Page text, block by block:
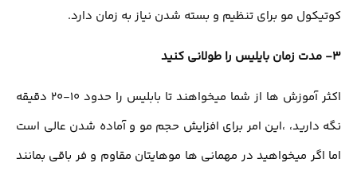
کوتیکول مو برای تنظیم و بسته شدن نیاز به زمان دارد.
3- مدت زمان بایلیس را طولانی کنید
اکثر آموزش ها از شما میخواهند تا بابلیس را حدود 10-20 دقیقه
نگه دارید، ،این امر برای افزایش حجم مو و آماده شدن عالی است
اما اگر میخواهید در مهمانی ها موهایتان مقاوم و فر باقی بمانند